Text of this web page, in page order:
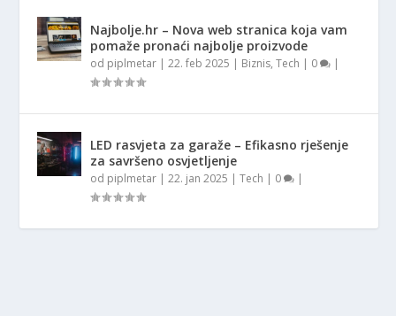
Najbolje.hr – Nova web stranica koja vam
pomaže pronaći najbolje proizvode
od piplmetar |22. feb 2025 | Biznis,Tech | 0 |
LED rasvjeta za garaže – Efikasno rješenje
za savršeno osvjetljenje
od piplmetar |22. jan 2025 |Tech | 0 |